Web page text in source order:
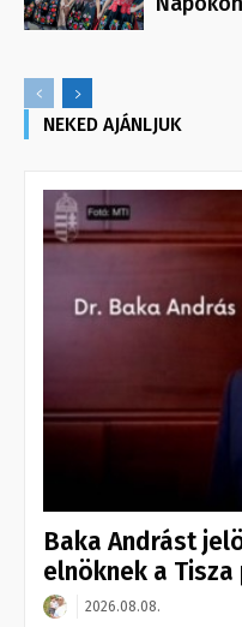
NEKED AJÁNLJUK
Baka Andrást
elnöknek a
2026.08.08.